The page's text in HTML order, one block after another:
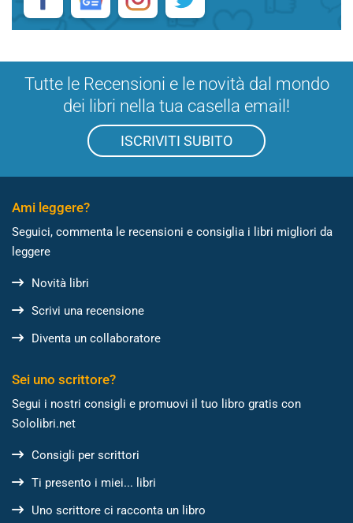
Tutte le Recensioni e le novità dal mondo
dei libri nella tua casella email!
ISCRIVITI SUBITO
Ami leggere?
Seguici, commenta le recensioni e consiglia i libri migliori da
leggere
Novità libri
Scrivi una recensione
Diventa un collaboratore
Sei uno scrittore?
Segui i nostri consigli e promuovi il tuo libro gratis con
Sololibri.net
Consigli per scrittori
Ti presento i miei... libri
Uno scrittore ci racconta un libro